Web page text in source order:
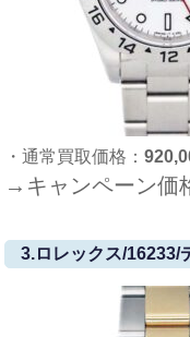
・通常買取価格：
→キャンペーン価
3.ロレックス/16233/